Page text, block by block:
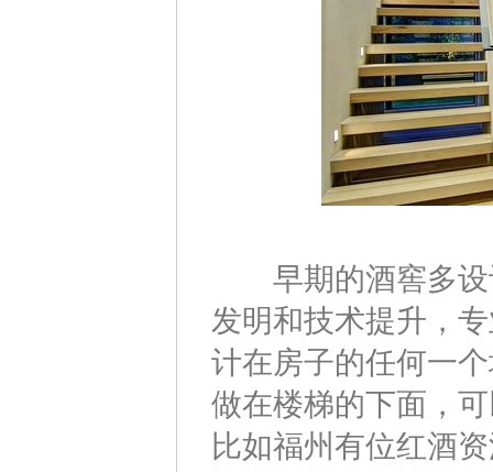
早期的酒窖多设
发明和技术提升，
计在房子的任何一
做在楼梯的下面，
比如福州有位红酒